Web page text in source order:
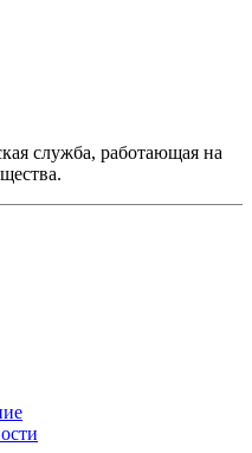
служба, работающая на